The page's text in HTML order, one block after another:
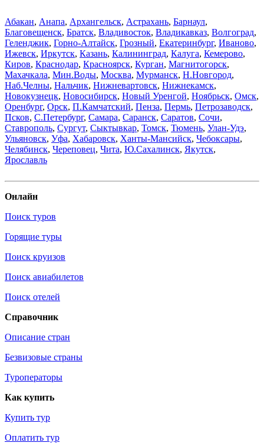
Абакан, Анапа, Архангельск, Астрахань, Барнаул,
Благовещенск, Братск, Владивосток, Владикавказ, Волгоград,
Геленджик, Горно-Алтайск, Грозный, Екатеринбург, Иваново,
Ижевск, Иркутск, Казань, Калининград, Калуга, Кемерово,
Киров, Краснодар, Красноярск, Курган, Магнитогорск,
Махачкала, Мин.Воды, Москва, Мурманск, Н.Новгород,
Наб.Челны, Нальчик, Нижневартовск, Нижнекамск,
Новокузнецк, Новосибирск, Новый Уренгой, Ноябрьск, Омск,
Оренбург, Орск, П.Камчатский, Пенза, Пермь, Петрозаводск,
Псков, С.Петербург, Самара, Саранск, Саратов, Сочи,
Ставрополь, Сургут, Сыктывкар, Томск, Тюмень, Улан-Удэ,
Ульяновск, Уфа, Хабаровск, Ханты-Мансийск, Чебоксары,
Челябинск, Череповец, Чита, Ю.Сахалинск, Якутск,
Ярославль
Онлайн
Поиск туров
Горящие туры
Поиск круизов
Поиск авиабилетов
Поиск отелей
Справочник
Описание стран
Безвизовые страны
Туроператоры
Как купить
Купить тур
Оплатить тур